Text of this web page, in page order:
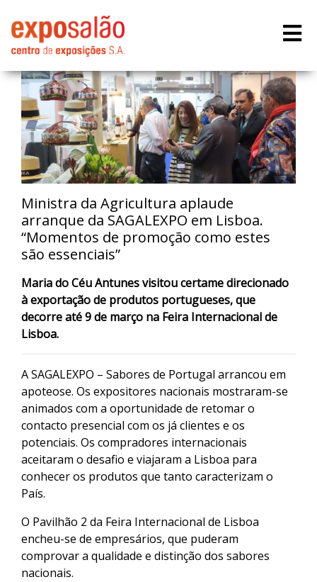
Ministra da Agricultura aplaude
arranque da SAGALEXPO em Lisboa.
“Momentos de promoção como estes
são essenciais”
Maria do Céu Antunes visitou certame direcionado
à exportação de produtos portugueses, que
decorre até 9 de março na Feira Internacional de
Lisboa.
A SAGALEXPO – Sabores de Portugal arrancou em
apoteose. Os expositores nacionais mostraram-se
animados com a oportunidade de retomar o
contacto presencial com os já clientes e os
potenciais. Os compradores internacionais
aceitaram o desafio e viajaram a Lisboa para
conhecer os produtos que tanto caracterizam o
País.
O Pavilhão 2 da Feira Internacional de Lisboa
encheu-se de empresários, que puderam
comprovar a qualidade e distinção dos sabores
nacionais.